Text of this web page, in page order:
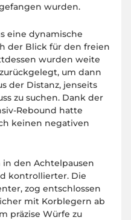
wurden.
eine dynamische
der Blick für den freien
wurden weite
um dann
der Distanz, jenseits
zu suchen. Dank der
Rebound hatte
keinen negativen
in den Achtelpausen
kontrollierter. Die
zog entschlossen
mit Korblegern ab
präzise Würfe zu